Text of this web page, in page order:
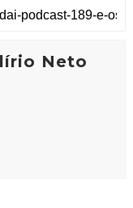
Neto